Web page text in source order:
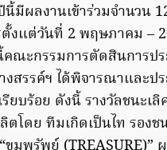
นี้มีผลงานเข้าร่วมจำนวน
ตั้งแต่วันที่ 2 พฤษภาคม –
ณะกรรมการตัดสินการป
สรรค์ฯ ได้พิจารณาและป
ยบร้อย ดังนี้ รางวัลชนะเลิ
ตโดย ทีมเกิดเป็นไท รองช